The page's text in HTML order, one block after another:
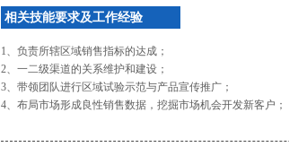
相关技能要求及工作经验
1、负责所辖区域销售指标的达成；
2、一二级渠道的关系维护和建设；
3、带领团队进行区域试验示范与产品宣传推广；
4、布局市场形成良性销售数据，挖掘市场机会开发新客户；